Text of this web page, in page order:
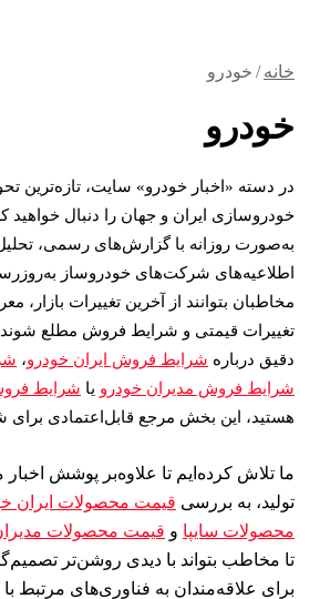
خانه / خودرو
خودرو
در دسته «اخبار خودرو» سایت، تازه‌ترین
خودروسازی ایران و جهان را دنبال خواهید
به‌صورت روزانه با گزارش‌های رسمی،
اطلاعیه‌های شرکت‌های خودروساز
مخاطبان بتوانند از آخرین تغییرات بازار،
تغییرات قیمتی و شرایط فروش مطلع شوند.
دقیق درباره شرایط فروش ایران خودرو،
شرایط فروش مدیران خودرو یا شرایط
هستید، این بخش مرجع قابل‌اعتمادی برای
ما تلاش کرده‌ایم تا علاوه‌بر پوشش
تولید، به بررسی قیمت محصولات ایران
محصولات سایپا و قیمت محصولات
تا مخاطب بتواند با دیدی روشن‌تر
برای علاقه‌مندان به فناوری‌های مرتبط با